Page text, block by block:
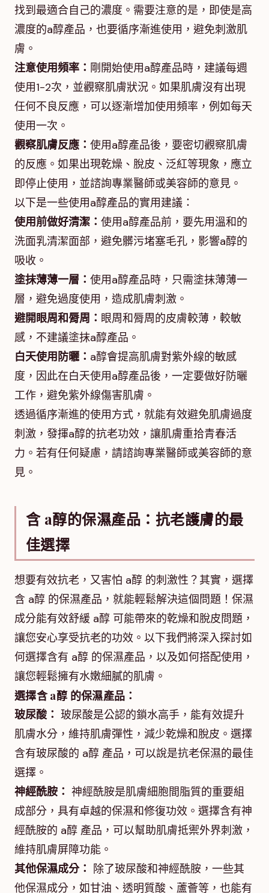
找到最適合自己的濃度。需要注意的是，即使是高
濃度的a醇產品，也要循序漸進使用，避免刺激肌
膚。
注意使用頻率： 剛開始使用a醇產品時，建議每週
使用1-2次，並觀察肌膚狀況。如果肌膚沒有出現
任何不良反應，可以逐漸增加使用頻率，例如每天
使用一次。
觀察肌膚反應： 使用a醇產品後，要密切觀察肌膚
的反應。如果出現乾燥、脫皮、泛紅等現象，應立
即停止使用，並諮詢專業醫師或美容師的意見。
以下是一些使用a醇產品的實用建議：
使用前做好清潔： 使用a醇產品前，要先用溫和的
洗面乳清潔面部，避免髒污堵塞毛孔，影響a醇的
吸收。
塗抹薄薄一層： 使用a醇產品時，只需塗抹薄薄一
層，避免過度使用，造成肌膚刺激。
避開眼周和脣周： 眼周和脣周的皮膚較薄，較敏
感，不建議塗抹a醇產品。
白天使用防曬： a醇會提高肌膚對紫外線的敏感
度，因此在白天使用a醇產品後，一定要做好防曬
工作，避免紫外線傷害肌膚。
透過循序漸進的使用方式，就能有效避免肌膚過度
刺激，發揮a醇的抗老功效，讓肌膚重拾青春活
力。若有任何疑慮，請諮詢專業醫師或美容師的意
見。
含 a醇的保濕產品：抗老護膚的最
佳選擇
想要有效抗老，又害怕 a醇 的刺激性？其實，選擇
含 a醇 的保濕產品，就能輕鬆解決這個問題！保濕
成分能有效舒緩 a醇 可能帶來的乾燥和脫皮問題，
讓您安心享受抗老的功效。以下我們將深入探討如
何選擇含有 a醇 的保濕產品，以及如何搭配使用，
讓您輕鬆擁有水嫩細膩的肌膚。
選擇含 a醇 的保濕產品：
玻尿酸： 玻尿酸是公認的鎖水高手，能有效提升
肌膚水分，維持肌膚彈性，減少乾燥和脫皮。選擇
含有玻尿酸的 a醇 產品，可以說是抗老保濕的最佳
選擇。
神經酰胺： 神經酰胺是肌膚細胞間脂質的重要組
成部分，具有卓越的保濕和修復功效。選擇含有神
經酰胺的 a醇 產品，可以幫助肌膚抵禦外界刺激，
維持肌膚屏障功能。
其他保濕成分： 除了玻尿酸和神經酰胺，一些其
他保濕成分，如甘油、透明質酸、蘆薈等，也能有